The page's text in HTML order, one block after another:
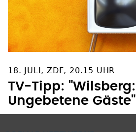
18. JULI, ZDF, 20.15 UHR
TV-Tipp: "Wilsberg:
Ungebetene Gäste"